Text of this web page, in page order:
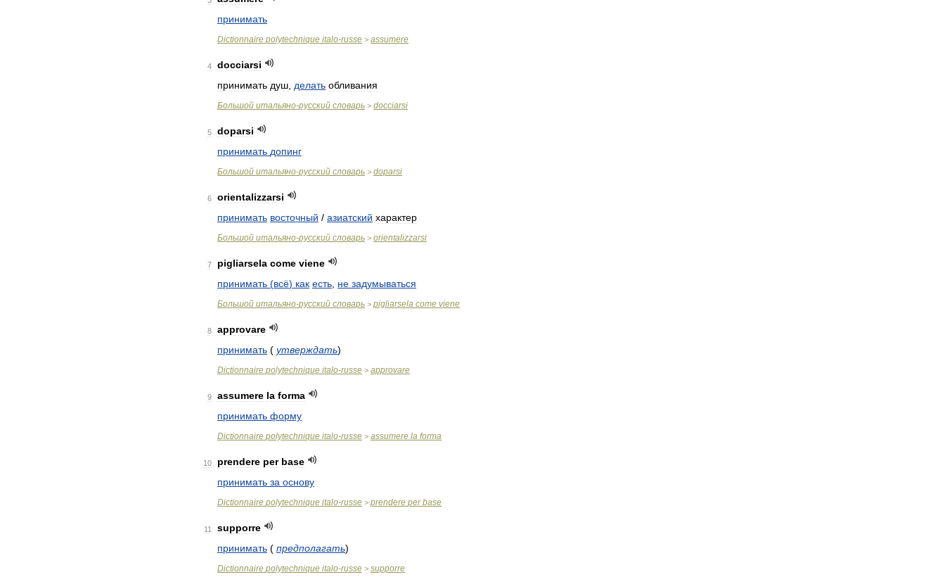
принимать
Dictionnaire polytechnique italo-russe > assumere
4
docciarsi
принимать душ делать обливания
Большой итальяно-русский словарь > docciarsi
5
doparsi
принимать допинг
Большой итальяно-русский словарь > doparsi
6
orientalizzarsi
принимать восточный / азиатский характер
Большой итальяно-русский словарь > orientalizzarsi
7 pigliarsela come viene
принимать (всё) как есть не задумываться
Большой итальяно-русский словарь > pigliarsela come viene
8
approvare
принимать ( утверждать)
Dictionnaire polytechnique italo-russe > approvare
9 assumere la forma
принимать форму
Dictionnaire polytechnique italo-russe > assumere la forma
10 prendere per base
принимать за основу
Dictionnaire polytechnique italo-russe > prendere per base
11
supporre
принимать ( предполагать)
Dictionnaire polytechnique italo-russe > supporre